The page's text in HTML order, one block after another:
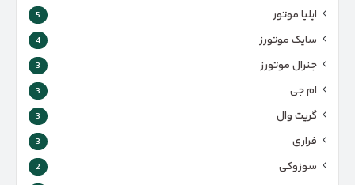
ایلیا موتور 5
سایک موتورز 4
جنرال موتورز 3
ام جی 3
گریت وال 3
فراری 3
سوزوکی 2